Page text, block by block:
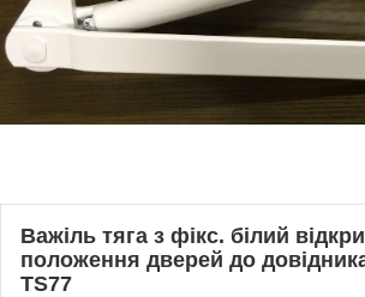
Важіль тяга з фікс. білий
положення дверей до
TS77